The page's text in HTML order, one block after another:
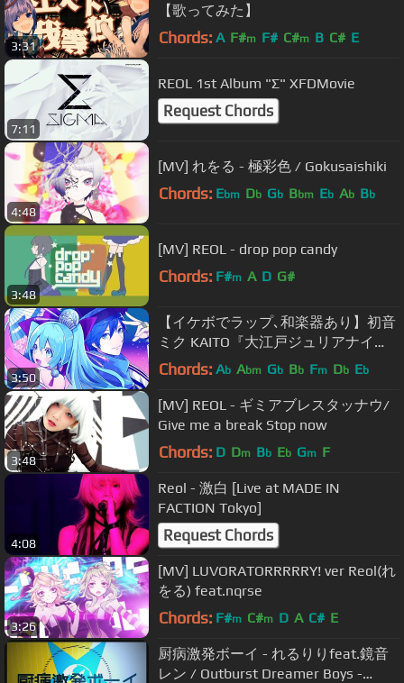
3:31
【歌ってみた】
Chords: A F#m F# C#m B C# E
7:11
REOL 1st Album "Σ" XFDMovie
Request Chords
4:48
[MV] れをる - 極彩色 / Gokusaishiki
Chords: Ebm Db Gb Bbm Eb Ab Bb
3:48
[MV] REOL - drop pop candy
Chords: F#m A D G#
3:50
【イケボでラップ､和楽器あり】初音
ミク KAITO『大江戸ジュリアナイ
ト』MV
Chords: Ab Abm Gb Bb Fm Db Eb
3:48
[MV] REOL - ギミアブレスタッナウ/
Give me a break Stop now
Chords: D Dm Bb Eb Gm F
4:08
Reol - 激白 [Live at MADE IN
FACTION Tokyo]
Request Chords
3:26
[MV] LUVORATORRRRRY! ver Reol(れ
をる) feat.nqrse
Chords: F#m C#m D A C# E
厨病激発ボーイ - れるりりfeat.鏡音
レン / Outburst Dreamer Boys -